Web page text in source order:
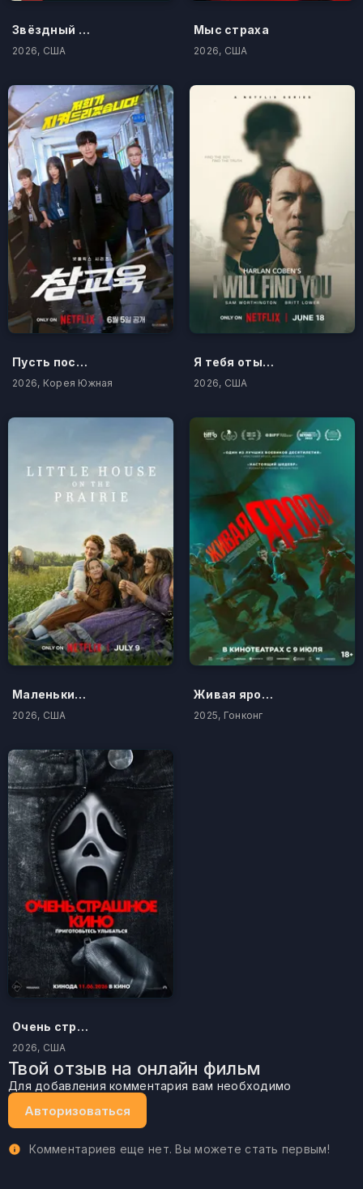
Звёздный городок
2026, США
Мыс страха
2026, США
Пусть послужит вам уроком
2026, Корея Южная
Я тебя отыщу
2026, США
Маленький домик в прериях
2026, США
Живая ярость
2025, Гонконг
Очень страшное кино
2026, США
Твой отзыв на онлайн фильм
Для добавления комментария вам необходимо
Авторизоваться
Комментариев еще нет. Вы можете стать первым!